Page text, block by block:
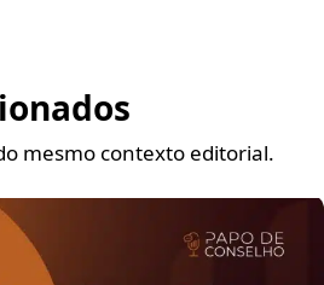
mesmo contexto editorial.